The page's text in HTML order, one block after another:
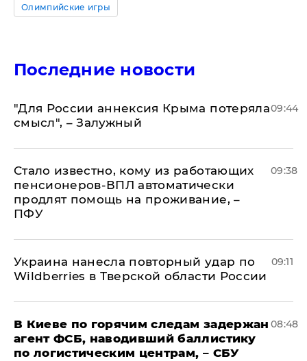
Олимпийские игры
Последние новости
"Для России аннексия Крыма потеряла
смысл", – Залужный
09:44
Стало известно, кому из работающих
пенсионеров-ВПЛ автоматически
продлят помощь на проживание, –
ПФУ
09:38
Украина нанесла повторный удар по
Wildberries в Тверской области России
09:11
В Киеве по горячим следам задержан
агент ФСБ, наводивший баллистику
по логистическим центрам, – СБУ
08:48